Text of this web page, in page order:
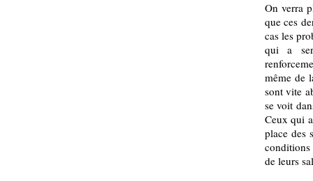
On verra
que ces
cas les
qui a
même de
sont vite
se voit
Ceux qui
place des
conditions
de leurs